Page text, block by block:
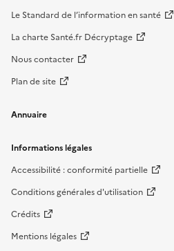
Le Standard de l’information en santé
La charte Santé.fr Décryptage
Nous contacter
Plan de site
Annuaire
Informations légales
Accessibilité : conformité partielle
Conditions générales d'utilisation
Crédits
Mentions légales